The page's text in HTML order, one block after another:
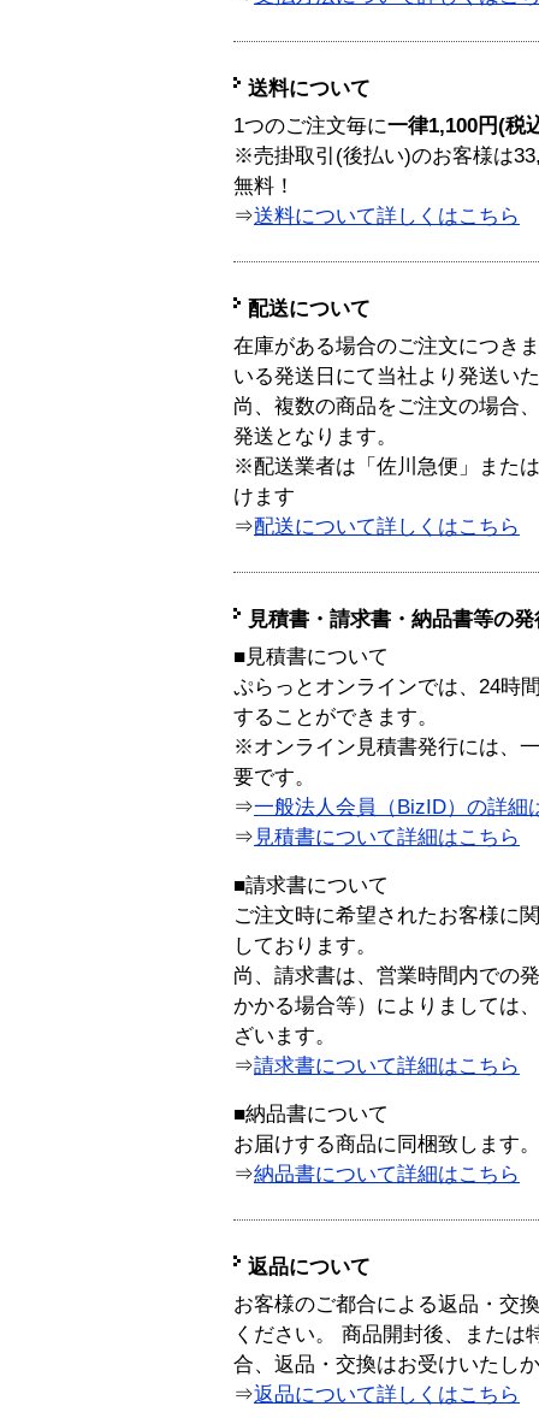
送料について
1つのご注文毎に一律1,100円(税
※売掛取引(後払い)のお客様は
無料！
⇒送料について詳しくはこちら
配送について
在庫がある場合のご注文につき
いる発送日にて当社より発送い
尚、複数の商品をご注文の場合
発送となります。
※配送業者は「佐川急便」また
けます
⇒配送について詳しくはこちら
見積書・請求書・納品書等の
■見積書について
ぷらっとオンラインでは、24時
することができます。
※オンライン見積書発行には、
要です。
⇒一般法人会員（BizID）の詳細
⇒ 見積書について詳細はこちら
■請求書について
ご注文時に希望されたお客様に
しております。
尚、請求書は、営業時間内での
かかる場合等）によりましては
ざいます。
⇒請求書について詳細はこちら
■納品書について
お届けする商品に同梱致します。
⇒納品書について詳細はこちら
返品について
お客様のご都合による返品・交
ください。 商品開封後、または
合、返品・交換はお受けいたし
⇒返品について詳しくはこちら